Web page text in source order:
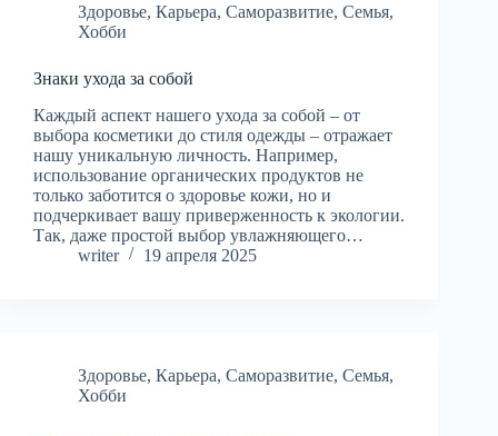
Здоровье, Карьера, Саморазвитие, Семья,
Хобби
Знаки ухода за собой
Каждый аспект нашего ухода за собой – от
выбора косметики до стиля одежды – отражает
нашу уникальную личность. Например,
использование органических продуктов не
только заботится о здоровье кожи, но и
подчеркивает вашу приверженность к экологии.
Так, даже простой выбор увлажняющего…
writer
19 апреля 2025
Здоровье, Карьера, Саморазвитие, Семья,
Хобби